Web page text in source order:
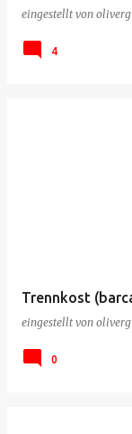
eingestellt von oliverg
4
Trennkost
eingestellt von oliverg
0